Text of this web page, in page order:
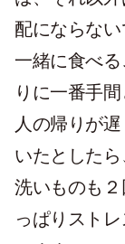
配にならない
一緒に食べ
りに一番手
人の帰りが
いたとしたら
洗いものも
っぱりスト